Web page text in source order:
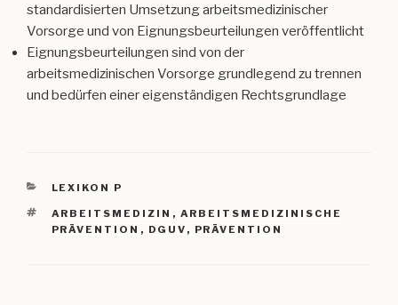
standardisierten Umsetzung arbeitsmedizinischer
Vorsorge und von Eignungsbeurteilungen veröffentlicht
Eignungsbeurteilungen sind von der
arbeitsmedizinischen Vorsorge grundlegend zu trennen
und bedürfen einer eigenständigen Rechtsgrundlage
KATEGORIEN
LEXIKON P
SCHLAGWÖRTER
ARBEITSMEDIZIN , ARBEITSMEDIZINISCHE
PRÄVENTION , DGUV , PRÄVENTION